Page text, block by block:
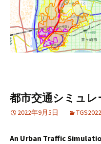
都市交通シミュ
2022年9月5日 TGS2022
An Urban Traffic